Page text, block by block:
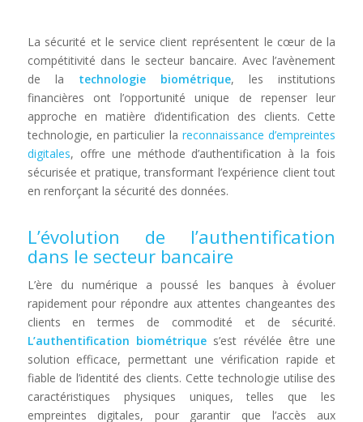
La sécurité et le service client représentent le cœur de la
compétitivité dans le secteur bancaire. Avec l’avènement
de la technologie biométrique, les institutions
financières ont l’opportunité unique de repenser leur
approche en matière d’identification des clients. Cette
technologie, en particulier lareconnaissance d’empreintes
digitales, offre une méthode d’authentification à la fois
sécurisée et pratique, transformant l’expérience client tout
en renforçant la sécurité des données.
L’évolution de l’authentification
dans le secteur bancaire
L’ère du numérique a poussé les banques à évoluer
rapidement pour répondre aux attentes changeantes des
clients en termes de commodité et de sécurité.
L’authentification biométriques’est révélée être une
solution efficace, permettant une vérification rapide et
fiable de l’identité des clients. Cette technologie utilise des
caractéristiques physiques uniques, telles que les
empreintes digitales, pour garantir que l’accès aux